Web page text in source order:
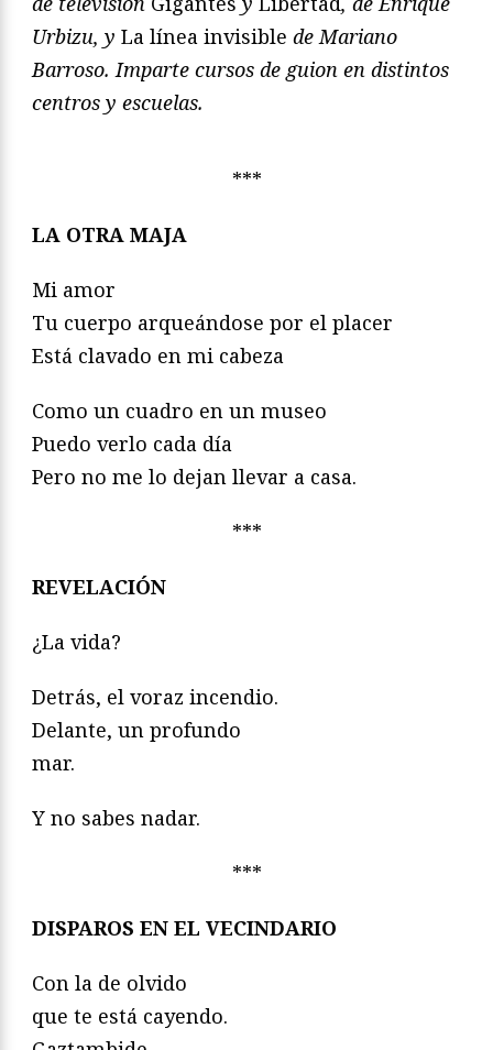
Urbizu, y La línea invisible de Mariano
Barroso. Imparte cursos de guion en distintos
centros y escuelas.
***
LA OTRA MAJA
Mi amor
Tu cuerpo arqueándose por el placer
Está clavado en mi cabeza
Como un cuadro en un museo
Puedo verlo cada día
Pero no me lo dejan llevar a casa.
***
REVELACIÓN
¿La vida?
Detrás, el voraz incendio.
Delante, un profundo
mar.
Y no sabes nadar.
***
DISPAROS EN EL VECINDARIO
Con la de olvido
que te está cayendo.